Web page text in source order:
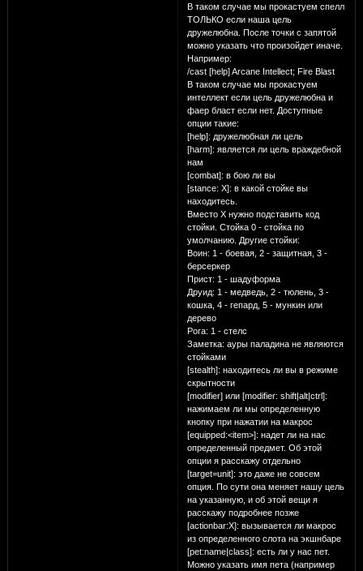
В таком случае мы прокастуем спелл
ТОЛЬКО если наша цель
дружелюбна. После точки с запятой
можно указать что произойдет иначе.
Например:
/cast [help] Arcane Intellect; Fire Blast
В таком случае мы прокастуем
интеллект если цель дружелюбна и
фаер бласт если нет. Доступные
опции такие:
[help]: дружелюбная ли цель
[harm]: является ли цель враждебной
нам
[combat]: в бою ли вы
[stance: X]: в какой стойке вы
находитесь.
Вместо Х нужно подставить код
стойки. Стойка 0 - стойка по
умолчанию. Другие стойки:
Воин: 1 - боевая, 2 - защитная, 3 -
берсеркер
Прист: 1 - шадуформа
Друид: 1 - медведь, 2 - тюлень, 3 -
кошка, 4 - гепард, 5 - мункин или
дерево
Рога: 1 - стелс
Заметка: ауры паладина не являются
стойками
[stealth]: находитесь ли вы в режиме
скрытности
[modifier] или [modifier: shift|alt|ctrl]:
нажимаем ли мы определенную
кнопку при нажатии на макрос
[equipped:<item>]: надет ли на нас
определенный предмет. Об этой
опции я расскажу отдельно
[target=unit]: это даже не совсем
опция. По сути она меняет нашу цель
на указанную, и об этой вещи я
расскажу подробнее позже
[actionbar:X]: вызывается ли макрос
из определенного слота на экшнбаре
[pet:name|class]: есть ли у нас пет.
Можно указать имя пета (например